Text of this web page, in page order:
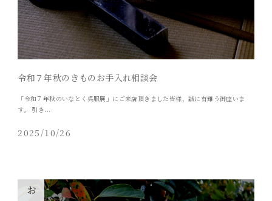
令和７年秋のきものお手入れ相談会
「令和７年秋のいなとく呉服展」にご来店頂きました皆様、誠に有難う御座いま
す。 引き...
2025/10/26